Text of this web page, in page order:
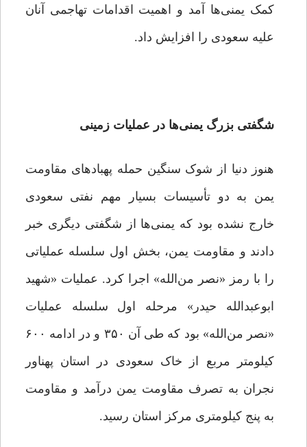
کمک یمنی‌ها آمد و اهمیت اقدامات تهاجمی آنان
علیه سعودی را افزایش داد.
شگفتی بزرگ یمنی‌ها در عملیات زمینی
هنوز دنیا از شوک سنگین حمله پهبادهای مقاومت
یمن به دو تأسیسات بسیار مهم نفتی سعودی
خارج نشده بود که یمنی‌ها از شگفتی دیگری خبر
دادند و مقاومت یمن، بخش اول سلسله عملیاتی
را با رمز «نصر من‌الله» اجرا کرد. عملیات «شهید
ابوعبدالله حیدر» مرحله اول سلسله عملیات
«نصر من‌الله» بود که طی آن ۳۵۰ و در ادامه ۶۰۰
کیلومتر مربع از خاک سعودی در استان پهناور
نجران به تصرف مقاومت یمن درآمد و مقاومت
به پنج کیلومتری مرکز استان رسید.